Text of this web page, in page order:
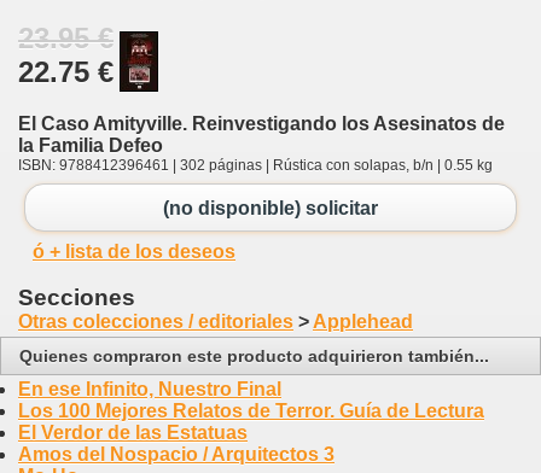
23.95 €
22.75 €
El Caso Amityville. Reinvestigando los Asesinatos de
la Familia Defeo
ISBN: 9788412396461 | 302 páginas | Rústica con solapas, b/n | 0.55 kg
(no disponible) solicitar
ó + lista de los deseos
Secciones
Otras colecciones / editoriales > Applehead
Quienes compraron este producto adquirieron también...
En ese Infinito, Nuestro Final
Los 100 Mejores Relatos de Terror. Guía de Lectura
El Verdor de las Estatuas
Amos del Nospacio / Arquitectos 3